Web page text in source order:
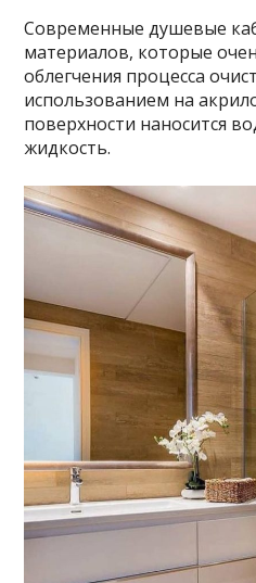
Современные душевые
материалов, которые
облегчения процесса
использованием на
поверхности наносится
жидкость.